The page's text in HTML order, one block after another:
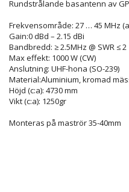
Rundstrålande basantenn av
Frekvensområde: 27 … 45 MHz
Gain:0 dBd – 2.15 dBi
Bandbredd: ≥ 2.5MHz @ SWR ≤ 2
Max effekt: 1000 W (CW)
Anslutning: UHF-hona (SO-239)
Material:Aluminium, kromad
Höjd (c:a): 4730 mm
Vikt (c:a): 1250gr
Monteras på maströr 35-40mm